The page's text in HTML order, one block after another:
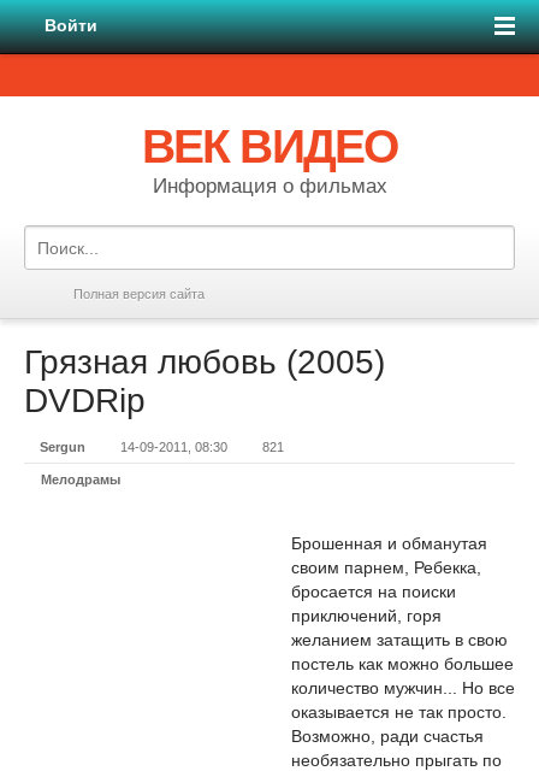
Войти
ВЕК ВИДЕО
Информация о фильмах
Полная версия сайта
Грязная любовь (2005)
DVDRір
Sergun 14-09-2011, 08:30 821
Мелодрамы
Брошенная и обманутая
своим парнем, Ребекка,
бросается на поиски
приключений, горя
желанием затащить в свою
постель как можно большее
количество мужчин... Но все
оказывается не так просто.
Возможно, ради счастья
необязательно прыгать по